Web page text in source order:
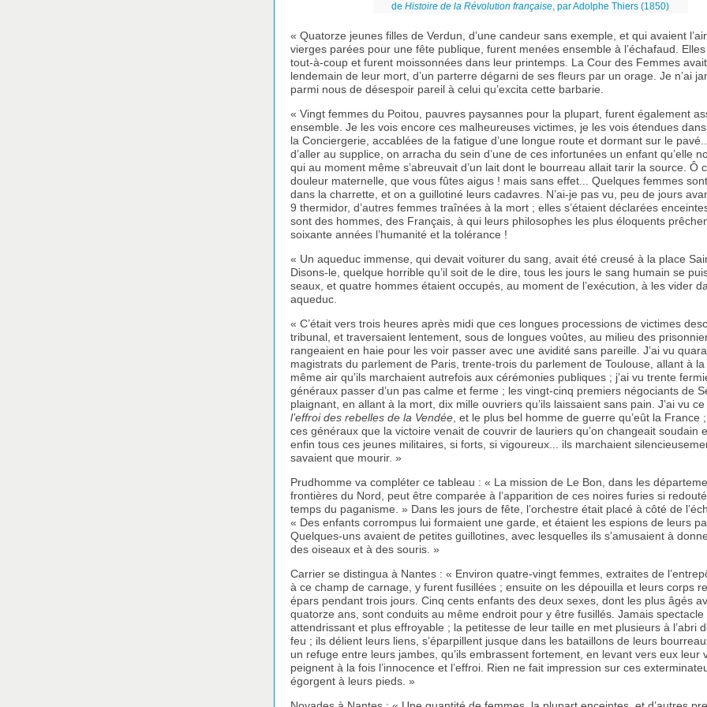
de Histoire de la Révolution française, par Adolphe Thiers (1850)
« Quatorze jeunes filles de Verdun, d’une candeur sans exemple, et qui avaient
vierges parées pour une fête publique, furent menées ensemble à l’échafaud.
tout-à-coup et furent moissonnées dans leur printemps. La Cour des Femmes avait
lendemain de leur mort, d’un parterre dégarni de ses fleurs par un orage. Je n’ai
parmi nous de désespoir pareil à celui qu’excita cette barbarie.
« Vingt femmes du Poitou, pauvres paysannes pour la plupart, furent également
ensemble. Je les vois encore ces malheureuses victimes, je les vois étendues
la Conciergerie, accablées de la fatigue d’une longue route et dormant sur le
d’aller au supplice, on arracha du sein d’une de ces infortunées un enfant qu’elle
qui au moment même s’abreuvait d’un lait dont le bourreau allait tarir la source. Ô
douleur maternelle, que vous fûtes aigus ! mais sans effet... Quelques femmes
dans la charrette, et on a guillotiné leurs cadavres. N’ai-je pas vu, peu de jours
9 thermidor, d’autres femmes traînées à la mort ; elles s’étaient déclarées
sont des hommes, des Français, à qui leurs philosophes les plus éloquents
soixante années l’humanité et la tolérance !
« Un aqueduc immense, qui devait voiturer du sang, avait été creusé à la place
Disons-le, quelque horrible qu’il soit de le dire, tous les jours le sang humain se
seaux, et quatre hommes étaient occupés, au moment de l’exécution, à les vider
aqueduc.
« C’était vers trois heures après midi que ces longues processions de victimes
tribunal, et traversaient lentement, sous de longues voûtes, au milieu des
rangeaient en haie pour les voir passer avec une avidité sans pareille. J’ai vu
magistrats du parlement de Paris, trente-trois du parlement de Toulouse, allant à
même air qu’ils marchaient autrefois aux cérémonies publiques ; j’ai vu trente
généraux passer d’un pas calme et ferme ; les vingt-cinq premiers négociants de
plaignant, en allant à la mort, dix mille ouvriers qu’ils laissaient sans pain. J’ai vu ce
l’effroi des rebelles de la Vendée , et le plus bel homme de guerre qu’eût la France
ces généraux que la victoire venait de couvrir de lauriers qu’on changeait soudain
enfin tous ces jeunes militaires, si forts, si vigoureux... ils marchaient
savaient que mourir. »
Prudhomme va compléter ce tableau : « La mission de Le Bon, dans les
frontières du Nord, peut être comparée à l’apparition de ces noires furies si
temps du paganisme. » Dans les jours de fête, l’orchestre était placé à côté de
« Des enfants corrompus lui formaient une garde, et étaient les espions de leurs
Quelques-uns avaient de petites guillotines, avec lesquelles ils s’amusaient à
des oiseaux et à des souris. »
Carrier se distingua à Nantes : « Environ quatre-vingt femmes, extraites de
à ce champ de carnage, y furent fusillées ; ensuite on les dépouilla et leurs corps
épars pendant trois jours. Cinq cents enfants des deux sexes, dont les plus âgés
quatorze ans, sont conduits au même endroit pour y être fusillés. Jamais spectacle
attendrissant et plus effroyable ; la petitesse de leur taille en met plusieurs à l’abri
feu ; ils délient leurs liens, s’éparpillent jusque dans les bataillons de leurs
un refuge entre leurs jambes, qu’ils embrassent fortement, en levant vers eux leur
peignent à la fois l’innocence et l’effroi. Rien ne fait impression sur ces
égorgent à leurs pieds. »